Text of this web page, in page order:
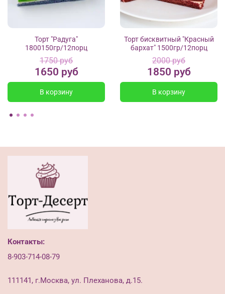
Торт "Радуга"
1800150гр/12порц
1750 руб
1650 руб
В корзину
Торт бисквитный "Красный
бархат" 1500гр/12порц
2000 руб
1850 руб
В корзину
Контакты:
8-903-714-08-79
111141, г.Москва, ул. Плеханова, д.15.